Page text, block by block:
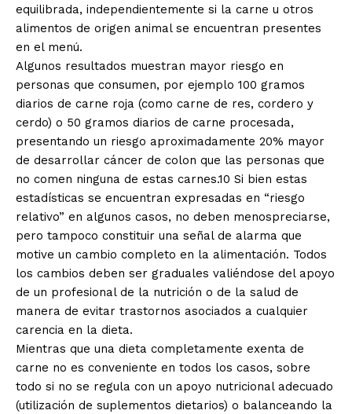
equilibrada, independientemente si la carne u otros
alimentos de origen animal se encuentran presentes
en el menú.
Algunos resultados muestran mayor riesgo en
personas que consumen, por ejemplo 100 gramos
diarios de carne roja (como carne de res, cordero y
cerdo) o 50 gramos diarios de carne procesada,
presentando un riesgo aproximadamente 20% mayor
de desarrollar cáncer de colon que las personas que
no comen ninguna de estas carnes.10 Si bien estas
estadísticas se encuentran expresadas en “riesgo
relativo” en algunos casos, no deben menospreciarse,
pero tampoco constituir una señal de alarma que
motive un cambio completo en la alimentación. Todos
los cambios deben ser graduales valiéndose del apoyo
de un profesional de la nutrición o de la salud de
manera de evitar trastornos asociados a cualquier
carencia en la dieta.
Mientras que una dieta completamente exenta de
carne no es conveniente en todos los casos, sobre
todo si no se regula con un apoyo nutricional adecuado
(utilización de suplementos dietarios) o balanceando la